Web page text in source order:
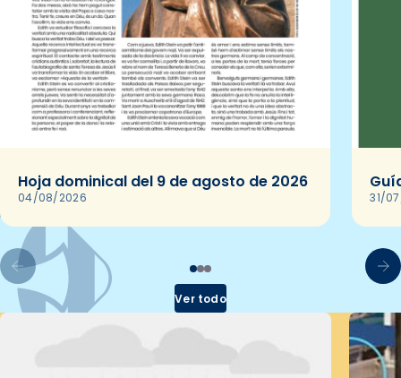
Hoja dominical del 9 de agosto de 2026
04/08/2026 31/
Ver todo